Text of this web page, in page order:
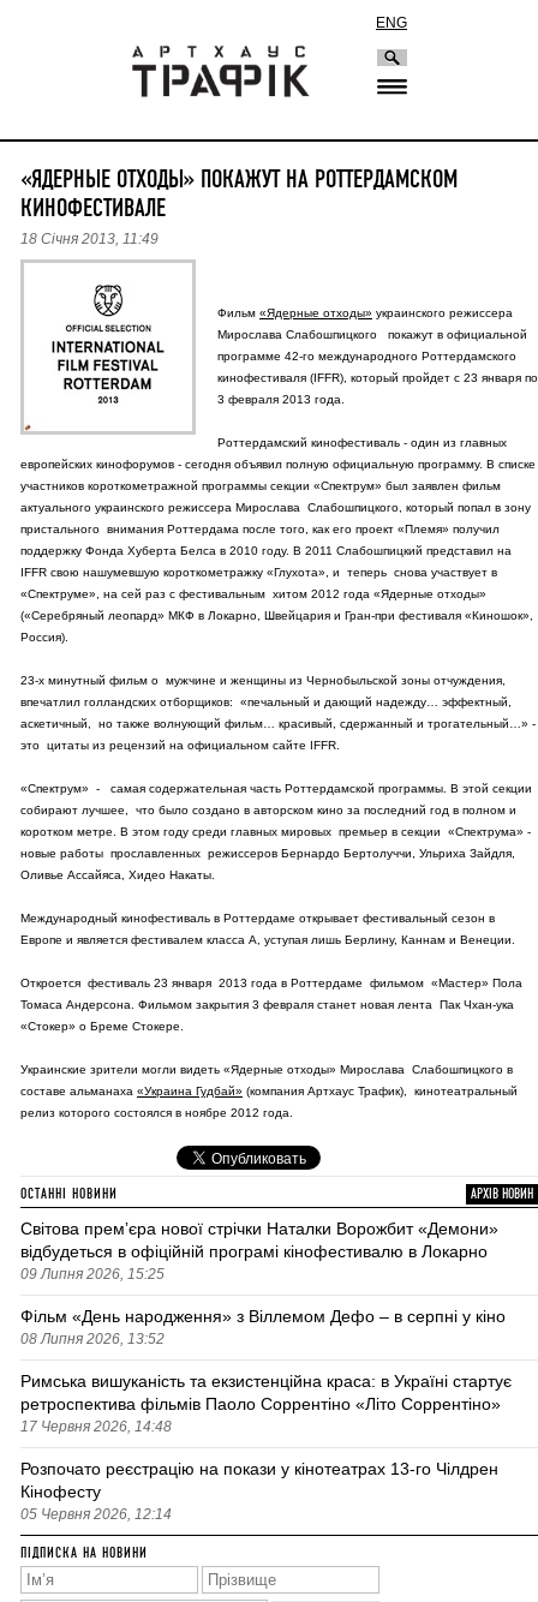
ENG
«ЯДЕРНЫЕ ОТХОДЫ» ПОКАЖУТ НА РОТТЕРДАМСКОМ
КИНОФЕСТИВАЛЕ
18 Січня 2013, 11:49
Фильм «Ядерные отходы» украинского режиссера
Мирослава Слабошпицкого покажут в официальной
программе 42-го международного Роттердамского
кинофестиваля (IFFR), который пройдет с 23 января по
3 февраля 2013 года.
Роттердамский кинофестиваль - один из главных
европейских кинофорумов - сегодня объявил полную официальную программу. В списке
участников короткометражной программы секции «Спектрум» был заявлен фильм
актуального украинского режиссера Мирослава Слабошпицкого, который попал в зону
пристального внимания Роттердама после того, как его проект «Племя» получил
поддержку Фонда Хуберта Белса в 2010 году. В 2011 Слабошпицкий представил на
IFFR свою нашумевшую короткометражку «Глухота», и теперь снова участвует в
«Спектруме», на сей раз с фестивальным хитом 2012 года «Ядерные отходы»
(«Серебряный леопард» МКФ в Локарно, Швейцария и Гран-при фестиваля «Киношок»,
Россия).
23-х минутный фильм о мужчине и женщины из Чернобыльской зоны отчуждения,
впечатлил голландских отборщиков: «печальный и дающий надежду… эффектный,
аскетичный, но также волнующий фильм… красивый, сдержанный и трогательный…» -
это цитаты из рецензий на официальном сайте IFFR.
«Спектрум» - самая содержательная часть Роттердамской программы. В этой секции
собирают лучшее, что было создано в авторском кино за последний год в полном и
коротком метре. В этом году среди главных мировых премьер в секции «Спектрума» -
новые работы прославленных режиссеров Бернардо Бертолуччи, Ульриха Зайдля,
Оливье Ассайяса, Хидео Накаты.
Международный кинофестиваль в Роттердаме открывает фестивальный сезон в
Европе и является фестивалем класса А, уступая лишь Берлину, Каннам и Венеции.
Откроется фестиваль 23 января 2013 года в Роттердаме фильмом «Мастер» Пола
Томаса Андерсона. Фильмом закрытия 3 февраля станет новая лента Пак Чхан-ука
«Стокер» о Бреме Стокере.
Украинские зрители могли видеть «Ядерные отходы» Мирослава Слабошпицкого в
составе альманаха «Украина Гудбай» (компания Артхаус Трафик), кинотеатральный
релиз которого состоялся в ноябре 2012 года.
ОСТАННІ НОВИНИ АРХІВ НОВИН
Світова премʼєра нової стрічки Наталки Ворожбит «Демони»
відбудеться в офіційній програмі кінофестивалю в Локарно
09 Липня 2026, 15:25
Фільм «День народження» з Віллемом Дефо – в серпні у кіно
08 Липня 2026, 13:52
Римська вишуканість та екзистенційна краса: в Україні стартує
ретроспектива фільмів Паоло Соррентіно «Літо Соррентіно»
17 Червня 2026, 14:48
Розпочато реєстрацію на покази у кінотеатрах 13-го Чілдрен
Кінофесту
05 Червня 2026, 12:14
ПІДПИСКА НА НОВИНИ